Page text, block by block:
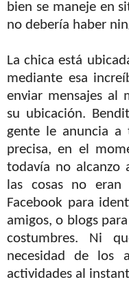
bien se maneje en
no debería haber
La chica está
mediante esa
enviar mensajes al
su ubicación.
gente le anuncia a
precisa, en el
todavía no alcanzo
las cosas no eran
Facebook para
amigos, o blogs
costumbres. Ni
necesidad de los
actividades al